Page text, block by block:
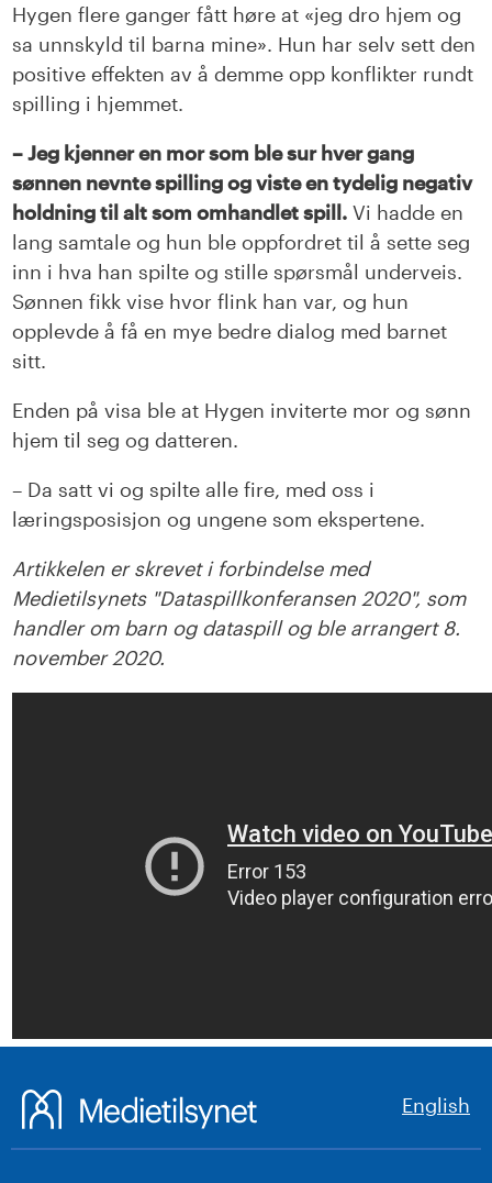
Hygen flere ganger fått høre at «jeg dro hjem og
sa unnskyld til barna mine». Hun har selv sett den
positive effekten av å demme opp konflikter rundt
spilling i hjemmet.
– Jeg kjenner en mor som ble sur hver gang
sønnen nevnte spilling og viste en tydelig negativ
holdning til alt som omhandlet spill. Vi hadde en
lang samtale og hun ble oppfordret til å sette seg
inn i hva han spilte og stille spørsmål underveis.
Sønnen fikk vise hvor flink han var, og hun
opplevde å få en mye bedre dialog med barnet
sitt.
Enden på visa ble at Hygen inviterte mor og sønn
hjem til seg og datteren.
– Da satt vi og spilte alle fire, med oss i
læringsposisjon og ungene som ekspertene.
Artikkelen er skrevet i forbindelse med
Medietilsynets "Dataspillkonferansen 2020", som
handler om barn og dataspill og ble arrangert 8.
november 2020.
English